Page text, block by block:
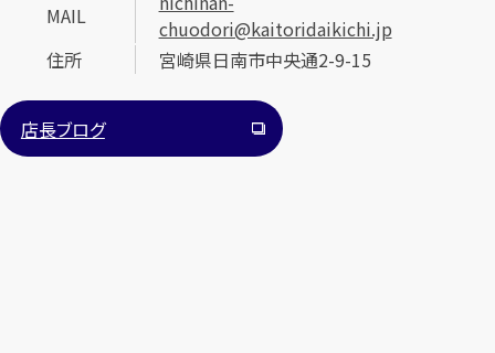
MAIL
chuodori@kaitoridaikichi.jp
住所
宮崎県日南市中央通2-9-15
店長ブログ